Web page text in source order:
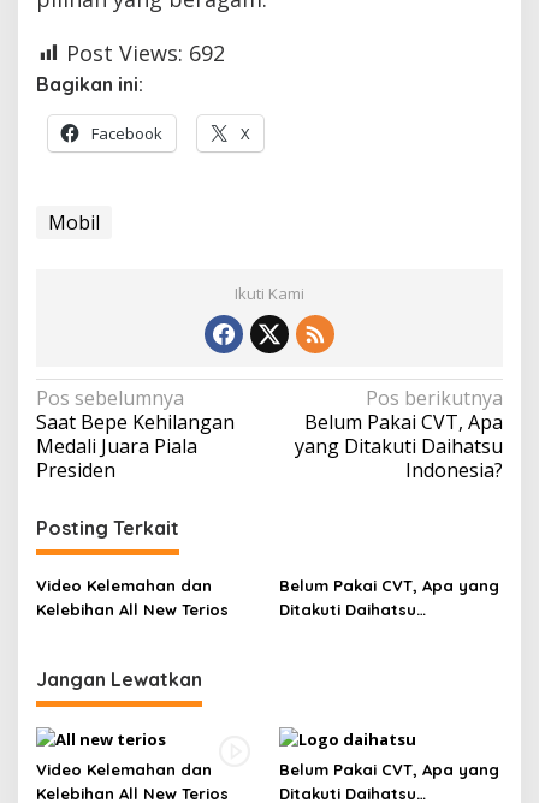
Post Views: 692
Bagikan ini:
Facebook X
Mobil
Ikuti Kami
Navigasi
pos
Pos sebelumnya
Saat Bepe Kehilangan
Medali Juara Piala
Presiden
Pos berikutnya
Belum Pakai CVT, Apa
yang Ditakuti Daihatsu
Indonesia?
Posting Terkait
Video Kelemahan dan
Kelebihan All New Terios
Belum Pakai CVT, Apa yang
Ditakuti Daihatsu
Jangan Lewatkan
Video Kelemahan dan
Kelebihan All New Terios
Belum Pakai CVT, Apa yang
Ditakuti Daihatsu